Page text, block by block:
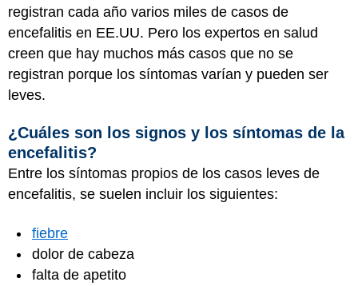
registran cada año varios miles de casos de
encefalitis en EE.UU. Pero los expertos en salud
creen que hay muchos más casos que no se
registran porque los síntomas varían y pueden ser
leves.
¿Cuáles son los signos y los síntomas de la
encefalitis?
Entre los síntomas propios de los casos leves de
encefalitis, se suelen incluir los siguientes:
fiebre
dolor de cabeza
falta de apetito